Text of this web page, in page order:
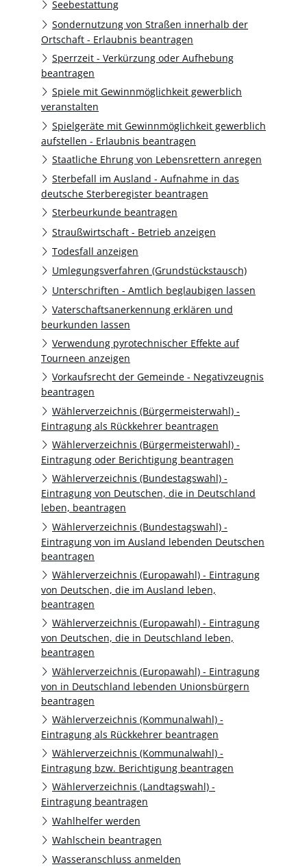
Seebestattung
Sondernutzung von Straßen innerhalb der
Ortschaft - Erlaubnis beantragen
Sperrzeit - Verkürzung oder Aufhebung
beantragen
Spiele mit Gewinnmöglichkeit gewerblich
veranstalten
Spielgeräte mit Gewinnmöglichkeit gewerblich
aufstellen - Erlaubnis beantragen
Staatliche Ehrung von Lebensrettern anregen
Sterbefall im Ausland - Aufnahme in das
deutsche Sterberegister beantragen
Sterbeurkunde beantragen
Straußwirtschaft - Betrieb anzeigen
Todesfall anzeigen
Umlegungsverfahren (Grundstückstausch)
Unterschriften - Amtlich beglaubigen lassen
Vaterschaftsanerkennung erklären und
beurkunden lassen
Verwendung pyrotechnischer Effekte auf
Tourneen anzeigen
Vorkaufsrecht der Gemeinde - Negativzeugnis
beantragen
Wählerverzeichnis (Bürgermeisterwahl) -
Eintragung als Rückkehrer beantragen
Wählerverzeichnis (Bürgermeisterwahl) -
Eintragung oder Berichtigung beantragen
Wählerverzeichnis (Bundestagswahl) -
Eintragung von Deutschen, die in Deutschland
leben, beantragen
Wählerverzeichnis (Bundestagswahl) -
Eintragung von im Ausland lebenden Deutschen
beantragen
Wählerverzeichnis (Europawahl) - Eintragung
von Deutschen, die im Ausland leben,
beantragen
Wählerverzeichnis (Europawahl) - Eintragung
von Deutschen, die in Deutschland leben,
beantragen
Wählerverzeichnis (Europawahl) - Eintragung
von in Deutschland lebenden Unionsbürgern
beantragen
Wählerverzeichnis (Kommunalwahl) -
Eintragung als Rückkehrer beantragen
Wählerverzeichnis (Kommunalwahl) -
Eintragung bzw. Berichtigung beantragen
Wählerverzeichnis (Landtagswahl) -
Eintragung beantragen
Wahlhelfer werden
Wahlschein beantragen
Wasseranschluss anmelden